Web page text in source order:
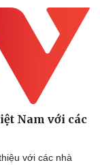
Nam với các
với các nhà